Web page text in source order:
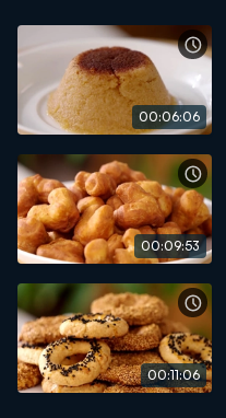
00:06:06
00:09:53
00:11:06